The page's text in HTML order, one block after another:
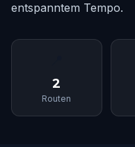
entspanntem Tempo.
2
Routen